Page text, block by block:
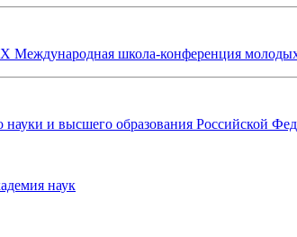
Международная школа-конференция молодых
науки и высшего образования Российской
наук